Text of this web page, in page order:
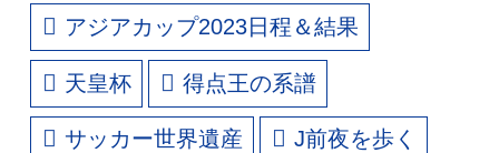
アジアカップ2023日程＆結果
天皇杯 得点王の系譜
サッカー世界遺産 J前夜を歩く